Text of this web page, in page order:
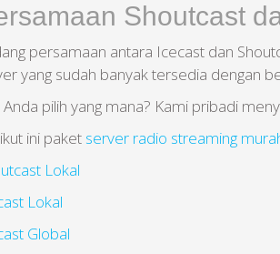
Shoutcast
persamaan antara Icecast dan
yang sudah banyak tersedia dengan
Anda pilih yang mana? Kami pribadi
ini paket server radio streaming
Lokal
Lokal
Global